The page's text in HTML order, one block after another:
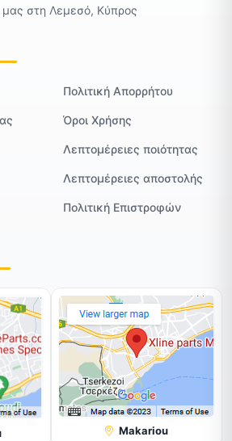
στη Λεμεσό, Κύπρος
Πολιτική Απορρήτου
Όροι Χρήσης
Λεπτομέρειες ποιότητας
Λεπτομέρειες αποστολής
Πολιτική Επιστροφών
Makariou